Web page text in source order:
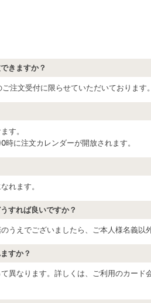
きますか？
注文受付に限らせていただいております。
す。
に注文カレンダーが開放されます。
れます。
すれば良いですか？
うえでございましたら、ご本人様名義以
すか？
異なります。詳しくは、ご利用のカード